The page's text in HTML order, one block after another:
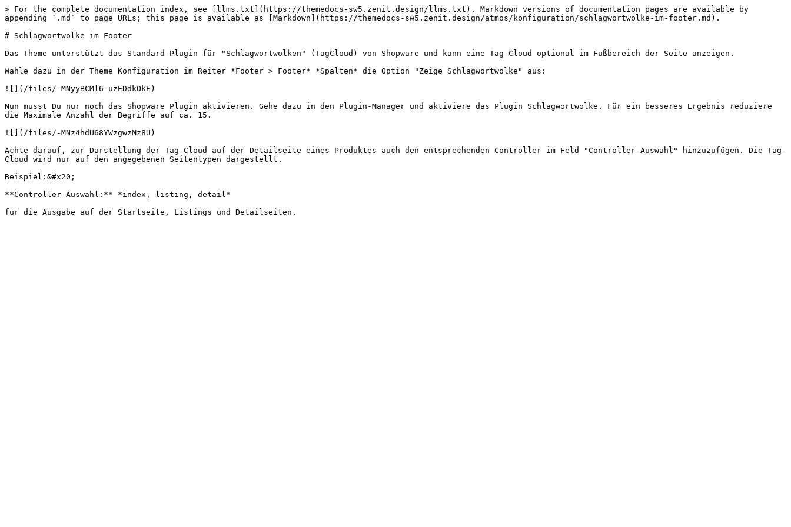
> For the complete documentation index, see [llms.txt](https://themedocs-sw5.zenit.design/llms.txt). Markdown versions of documentation pages are available by
appending `.md` to page URLs; this page is available as [Markdown](https://themedocs-sw5.zenit.design/atmos/konfiguration/schlagwortwolke-im-footer.md).
# Schlagwortwolke im Footer
Das Theme unterstützt das Standard-Plugin für "Schlagwortwolken" (TagCloud) von Shopware und kann eine Tag-Cloud optional im Fußbereich der Seite anzeigen.
Wähle dazu in der Theme Konfiguration im Reiter *Footer > Footer* *Spalten* die Option "Zeige Schlagwortwolke" aus:
![](/files/-MNyyBCMl6-uzEDdkOkE)
Nun musst Du nur noch das Shopware Plugin aktivieren. Gehe dazu in den Plugin-Manager und aktiviere das Plugin Schlagwortwolke. Für ein besseres Ergebnis reduziere
die Maximale Anzahl der Begriffe auf ca. 15.
![](/files/-MNz4hdU68YWzgwzMz8U)
Achte darauf, zur Darstellung der Tag-Cloud auf der Detailseite eines Produktes auch den entsprechenden Controller im Feld "Controller-Auswahl" hinzuzufügen. Die Tag-
Cloud wird nur auf den angegebenen Seitentypen dargestellt.
Beispiel:&#x20;
**Controller-Auswahl:** *index, listing, detail*